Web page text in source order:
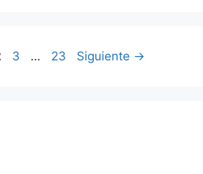
Página
3 … Página
23 Siguiente →